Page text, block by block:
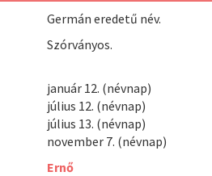
Germán eredetű név.
Szórványos.
január 12. (névnap)
július 12. (névnap)
július 13. (névnap)
november 7. (névnap)
Ernő